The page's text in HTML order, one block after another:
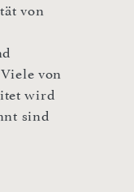
von
von
wird
sind